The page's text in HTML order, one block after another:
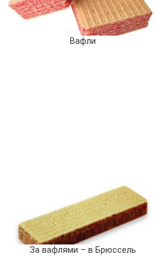
Вафли
За вафлями – в Брюссель